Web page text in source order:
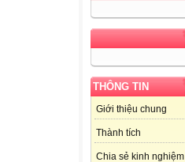
THÔNG TIN
Giới thiệu chung
Thành tích
Chia sẻ kinh nghiệm